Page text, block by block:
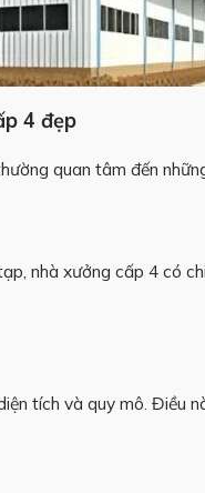
4 đẹp
quan tâm đến
nhà xưởng cấp 4 có
tích và quy mô. Điều